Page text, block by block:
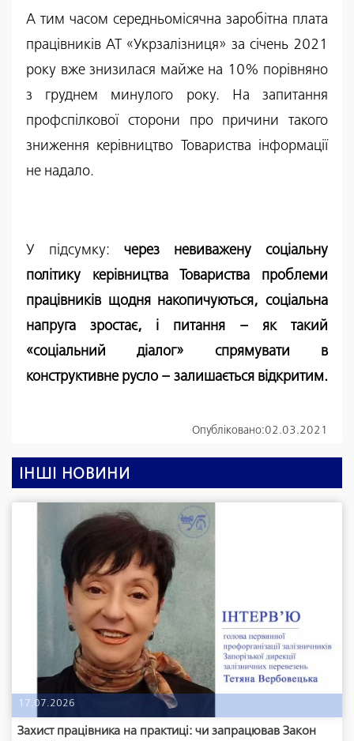
А тим часом середньомісячна заробітна плата
працівників АТ «Укрзалізниця» за січень 2021
року вже знизилася майже на 10% порівняно
з груднем минулого року. На запитання
профспілкової сторони про причини такого
зниження керівництво Товариства інформації
не надало.
У підсумку: через невиважену соціальну
політику керівництва Товариства проблеми
працівників щодня накопичуються, соціальна
напруга зростає, і питання – як такий
«соціальний діалог» спрямувати в
конструктивне русло – залишається відкритим.
Опубліковано:02.03.2021
ІНШІ НОВИНИ
17.07.2026
Захист працівника на практиці: чи запрацював Закон